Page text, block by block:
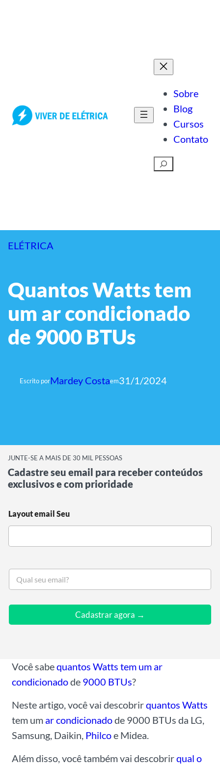
Sobre
Blog
Cursos
Contato
Pesquisar
ELÉTRICA
Quantos Watts tem
um ar condicionado
de 9000 BTUs
Escrito porMardey Costaem31/1/2024
JUNTE-SE A MAIS DE 30 MIL PESSOAS
Cadastre seu email para receber conteúdos
exclusivos e com prioridade
Layout email Seu
S
u
Cadastrar agora →
Você sabequantos Watts tem um ar
condicionadode 9000 BTUs?
Neste artigo, você vai descobrirquantos Watts
tem um ar condicionadode 9000 BTUs da LG,
Samsung, Daikin, Philcoe Midea.
Além disso, você também vai descobrirqual o